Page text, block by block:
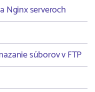
Nginx serveroch
súborov v FTP